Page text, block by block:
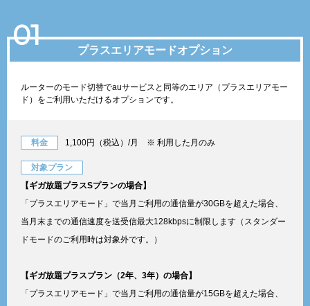
01 プラスエリアモードオプション
ルーターのモード切替でauサービスと同等のエリア（プラスエリアモー
ド）をご利用いただけるオプションです。
料金 1,100円（税込）/月 ※ 利用した月のみ
対象プラン
【ギガ放題プラスSプランの場合】
「プラスエリアモード」で当月ご利用の通信量が30GBを超えた場合、
当月末までの通信速度を送受信最大128kbpsに制限します（スタンダー
ドモードのご利用時は対象外です。）
【ギガ放題プラスプラン（2年、3年）の場合】
「プラスエリアモード」で当月ご利用の通信量が15GBを超えた場合、